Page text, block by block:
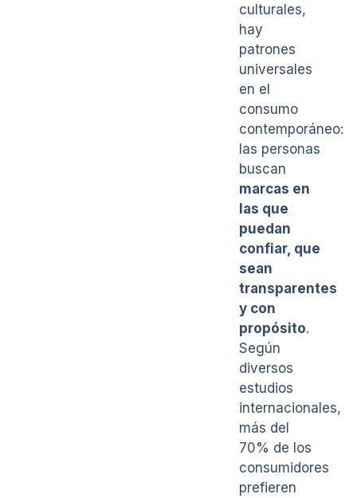
culturales,
hay
patrones
universales
en el
consumo
contemporáneo:
las personas
buscan
marcas en
las que
puedan
confiar, que
sean
transparentes
y con
propósito.
Según
diversos
estudios
internacionales,
más del
70% de los
consumidores
prefieren